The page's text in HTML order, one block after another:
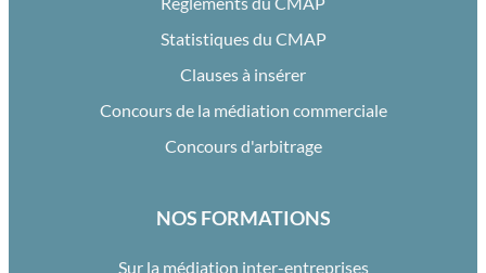
Statistiques du CMAP
Clauses à insérer
Concours de la médiation commerciale
Concours d'arbitrage
NOS FORMATIONS
Sur la médiation inter-entreprises